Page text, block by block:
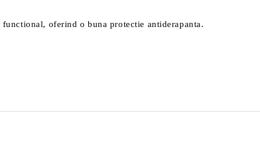
oferind o buna protectie antiderapanta.